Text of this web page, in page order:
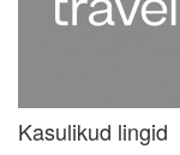
Kasulikud lingid